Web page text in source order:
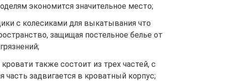
экономится значительное место;
с колесиками для выкатывания что
защищая постельное белье от
также состоит из трех частей, с
часть задвигается в кроватный корпус;